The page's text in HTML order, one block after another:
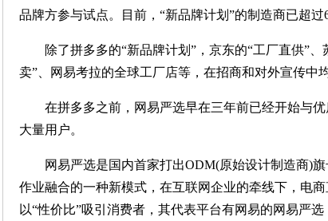
品牌方参与试点。目前，“新品牌计划”的制造商已超过
除了拼多多的“新品牌计划”，京东的“工厂直供”、
卖”、网易考拉的全球工厂店等，在招商和对外宣传中
在拼多多之前，网易严选早在三年前已经开始与优
大量用户。
网易严选是国内首家打出ODM(原始设计制造商)旗
作业融合的一种新模式，在互联网企业的牵线下，电
以“性价比”吸引消费者，其代表平台有网易的网易严